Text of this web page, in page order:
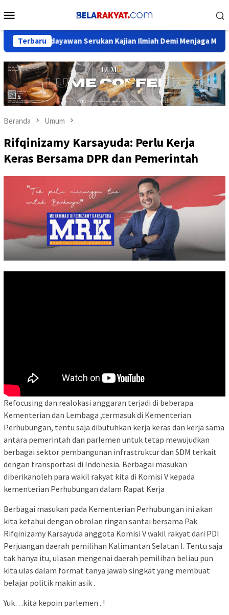
ke
Mobile
TerbaruSerukan Kajian Ilmiah Demi Menjaga Marwah
Beranda Umum
Rifqinizamy Karsayuda: Perlu Kerja
Keras Bersama DPR dan Pemerintah
Refocusing dan realokasi anggaran terjadi di beberapa
Kementerian dan Lembaga ,termasuk di Kementerian
Perhubungan, tentu saja dibutuhkan kerja keras dan kerja sama
antara pemerintah dan parlemen untuk tetap mewujudkan
berbagai sektor pembangunan infrastruktur dan SDM terkait
dengan transportasi di Indonesia. Berbagai masukan
diberikanoleh para wakil rakyat kita di Komisi V kepada
kementerian Perhubungan dalam Rapat Kerja
Berbagai masukan pada Kementerian Perhubungan ini akan
kita ketahui dengan obrolan ringan santai bersama Pak
Rifqinizamy Karsayuda anggota Komisi V wakil rakyat dari PDI
Perjuangan daerah pemilihan Kalimantan Selatan I. Tentu saja
tak hanya itu, ulasan mengenai daerah pemilihan beliau pun
kita ulas dalam format tanya jawab singkat yang membuat
belajar politik makin asik .
Yuk…kita kepoin parlemen ..!